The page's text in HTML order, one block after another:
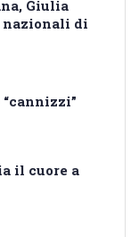
Giulia
di
il cuore a